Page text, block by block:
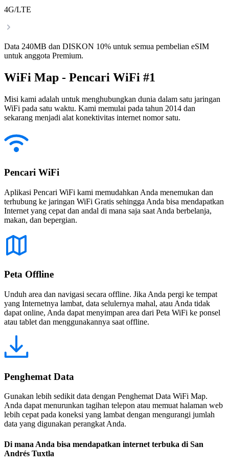
4G/LTE
Data 240MB dan DISKON 10% untuk semua pembelian eSIM
untuk anggota Premium.
WiFi Map - Pencari WiFi #1
Misi kami adalah untuk menghubungkan dunia dalam satu jaringan
WiFi pada satu waktu. Kami memulai pada tahun 2014 dan
sekarang menjadi alat konektivitas internet nomor satu.
Pencari WiFi
Aplikasi Pencari WiFi kami memudahkan Anda menemukan dan
terhubung ke jaringan WiFi Gratis sehingga Anda bisa mendapatkan
Internet yang cepat dan andal di mana saja saat Anda berbelanja,
makan, dan bepergian.
Peta Offline
Unduh area dan navigasi secara offline. Jika Anda pergi ke tempat
yang Internetnya lambat, data selulernya mahal, atau Anda tidak
dapat online, Anda dapat menyimpan area dari Peta WiFi ke ponsel
atau tablet dan menggunakannya saat offline.
Penghemat Data
Gunakan lebih sedikit data dengan Penghemat Data WiFi Map.
Anda dapat menurunkan tagihan telepon atau memuat halaman web
lebih cepat pada koneksi yang lambat dengan mengurangi jumlah
data yang digunakan perangkat Anda.
Di mana Anda bisa mendapatkan internet terbuka di San
Andrés Tuxtla